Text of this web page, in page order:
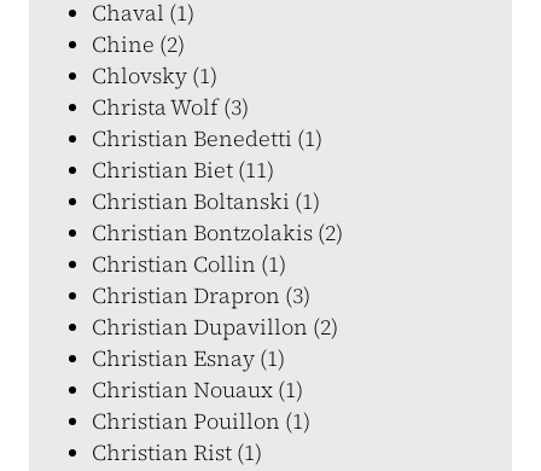
Chaval (1)
Chine (2)
Chlovsky (1)
Christa Wolf (3)
Christian Benedetti (1)
Christian Biet (11)
Christian Boltanski (1)
Christian Bontzolakis (2)
Christian Collin (1)
Christian Drapron (3)
Christian Dupavillon (2)
Christian Esnay (1)
Christian Nouaux (1)
Christian Pouillon (1)
Christian Rist (1)